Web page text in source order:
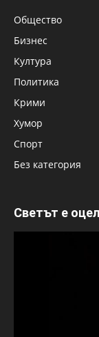
Общество
Бизнес
Култура
Политика
Крими
Хумор
Спорт
Без категория
Светът е